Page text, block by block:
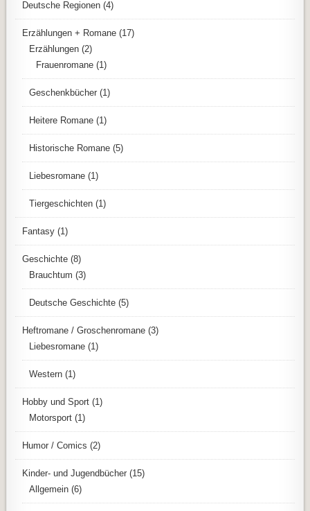
Deutsche Regionen (4)
Erzählungen + Romane (17)
Erzählungen (2)
Frauenromane (1)
Geschenkbücher (1)
Heitere Romane (1)
Historische Romane (5)
Liebesromane (1)
Tiergeschichten (1)
Fantasy (1)
Geschichte (8)
Brauchtum (3)
Deutsche Geschichte (5)
Heftromane / Groschenromane (3)
Liebesromane (1)
Western (1)
Hobby und Sport (1)
Motorsport (1)
Humor / Comics (2)
Kinder- und Jugendbücher (15)
Allgemein (6)